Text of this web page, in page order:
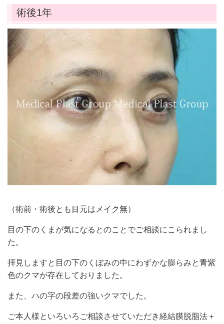
術後1年
（術前・術後とも目元はメイク無）
目の下のくまが気になるとのことでご相談にこられまし
た。
拝見しますと目の下のくぼみの中にわずかな膨らみと青紫
色のクマが存在しておりました。
また、ハの字の段差の強いクマでした。
ご本人様といろいろご相談させていただき経結膜脱脂法＋